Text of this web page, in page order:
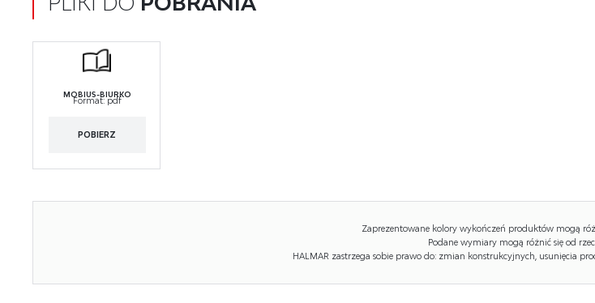
MOBIUS-BIURKO
Format:pdf
POBIERZ
Zaprezentowane kolory wykończeń produktów mogą
Podane wymiary mogą różnić się od
HALMAR zastrzega sobie prawo do: zmian konstrukcyjnych, usunięcia